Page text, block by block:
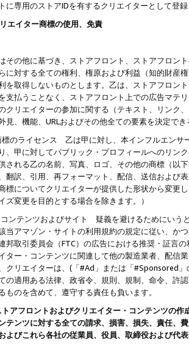
に専用のストアIDを有するクリエイターとして登
エイター商標の使用、免責
その他に基づき、ストアフロント、ストアフロン
に対する全ての権利、権原および利益（知的財産
を取得しないものとします。乙は、ストアフロン
支払うことなく、ストアフロント上での広告マテ
クリエイターの参加に関する（テキスト、リンク
見、機能、URLおよびその他全ての要素を決定で
のライセンス 乙は甲に対し、本インフルエンサ
、甲に対してパブリック・プロフィールへのリン
される乙の名前、写真、ロゴ、その他の商標（以
翻訳、引用、再フォーマット、配信、送信および
標についてクリエイターが提供した形状から変更
ズ変更を目的とする場合を除きます。）
ンテンツおよびサイト 疑義を避けるためにいう
当アマゾン・サイトの利用規約の規定に従い、か
邦取引委員会（FTC）の広告における推奨・証言
ター・コンテンツに関連して他の製造業者、配信
クリエイターは、(「#Ad」または「#Sponsored
の適用ある法律、政省令、規則、規制、命令、許
ものを含めて、遵守する責任も負います。
アフロントおよびクリエイター・コンテンツの
テンツに対する全ての請求、損害、損失、責任、
よびこれら各社の従業員、役員、取締役および代